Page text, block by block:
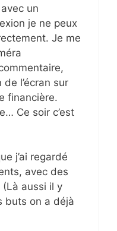
un
je ne peux
Je me
l’écran sur
financière.
Ce soir c’est
j’ai regardé
avec des
aussi il y
buts on a déjà